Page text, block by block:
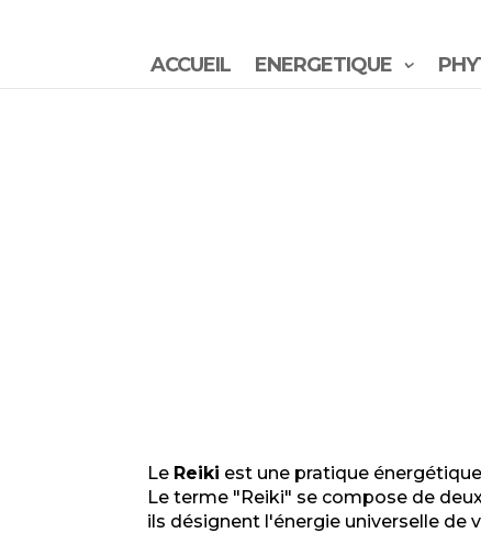
ACCUEIL ENERGETIQUE
Le Reiki est une pratique
Le terme "Reiki" se compose de
ils désignent l'énergie universelle de